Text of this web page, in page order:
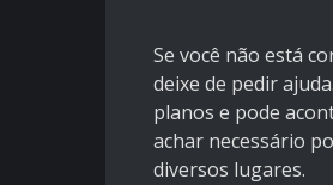
Se você não está
deixe de pedir
planos e pode
achar necessário
diversos lugares.